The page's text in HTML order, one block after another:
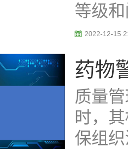
等级
2022-12-15
药物
质量
时，
保组